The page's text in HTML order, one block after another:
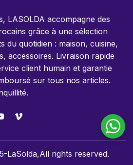
LASOLDA accompagne des
grâce à une sélection
du quotidien : maison, cuisine,
accessoires. Livraison rapide
client humain et garantie
sur tous nos articles.
LaSolda,All rights reserved.